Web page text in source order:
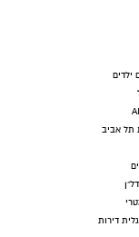
ילדים
תל אביב
דירות